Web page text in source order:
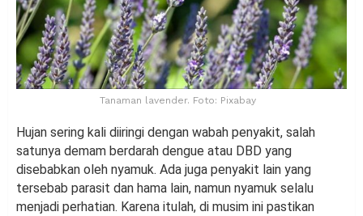
Tanaman lavender. Foto: Pixabay
Hujan sering kali diiringi dengan wabah penyakit, salah
satunya demam berdarah dengue atau DBD yang
disebabkan oleh nyamuk. Ada juga penyakit lain yang
tersebab parasit dan hama lain, namun nyamuk selalu
menjadi perhatian. Karena itulah, di musim ini pastikan